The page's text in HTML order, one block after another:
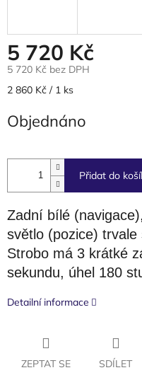
5 720 Kč
5 720 Kč bez DPH
Měrná
2 860 Kč / 1 ks
Objednáno
Přidat do
Zadní bílé
světlo (pozice) trvale
Strobo má 3 krátké
sekundu, úhel 180
Detailní informace
ZEPTAT SE SDÍLET